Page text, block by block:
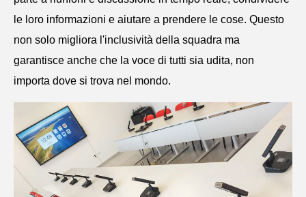
le loro informazioni e aiutare a prendere le cose. Questo
non solo migliora l'inclusività della squadra ma
garantisce anche che la voce di tutti sia udita, non
importa dove si trova nel mondo.